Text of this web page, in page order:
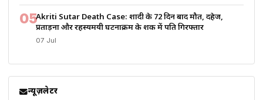
05Akriti Sutar Death Case: शादी के 72 दिन बाद मौत, दहेज,
प्रताड़ना और रहस्यमयी घटनाक्रम के शक में पति गिरफ्तार
07 Jul
न्यूज़लेटर